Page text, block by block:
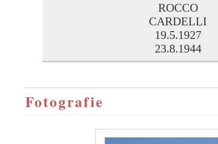
ROCCO
CARDELLI
19.5.1927
23.8.1944
Fotografie